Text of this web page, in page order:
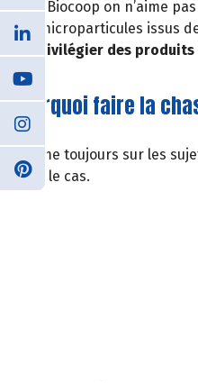
Chez Biocoop on n’aime
des microparticules issus
privilégier des
?
Pourquoi faire la
Comme toujours sur les
aussi le cas.